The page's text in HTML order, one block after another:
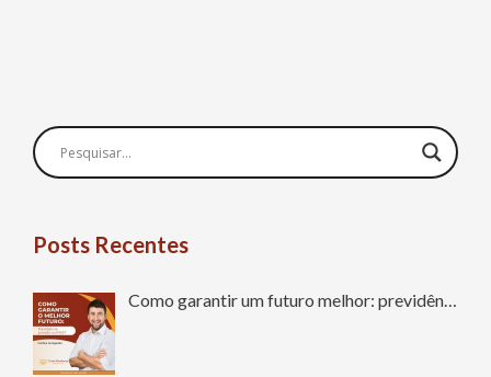
Posts Recentes
Como garantir um futuro melhor: previdên…